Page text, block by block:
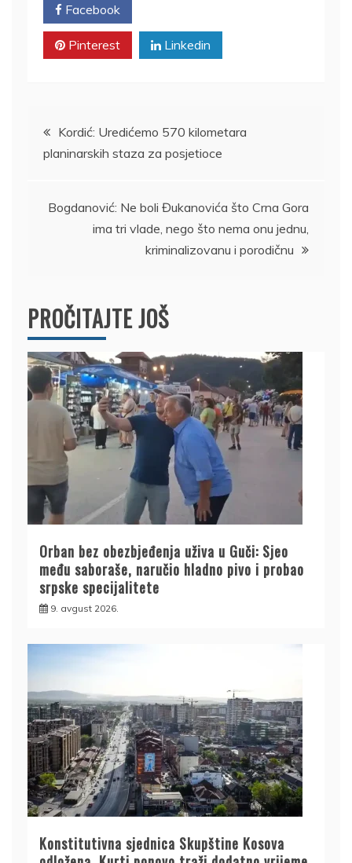
Facebook
Pinterest Linkedin
Kretanje
članka
Kordić: Uredićemo 570 kilometara
planinarskih staza za posjetioce
Bogdanović: Ne boli Đukanovića što Crna Gora
ima tri vlade, nego što nema onu jednu,
kriminalizovanu i porodičnu
PROČITAJTE JOŠ
Orban bez obezbjeđenja uživa u Guči: Sjeo
među saboraše, naručio hladno pivo i probao
srpske specijalitete
9. avgust 2026.
Konstitutivna sjednica Skupštine Kosova